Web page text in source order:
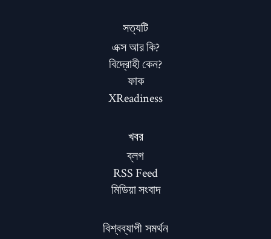
সত্যটি
এক্স আর কি?
বিদ্রোহী কেন?
ফাক
XReadiness
খবর
ব্লগ
RSS Feed
মিডিয়া সংবাদ
বিশ্বব্যাপী সমর্থন